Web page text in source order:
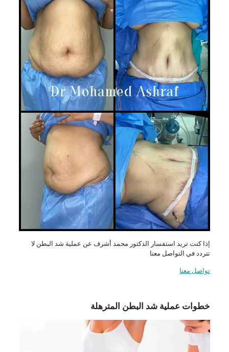
إذا كنت تريد استفسار الدكتور محمد أشرف عن عملية شد البطن لا
تتردد في التواصل معنا
تواصل معنا
خطوات عملية شد البطن المترهلة